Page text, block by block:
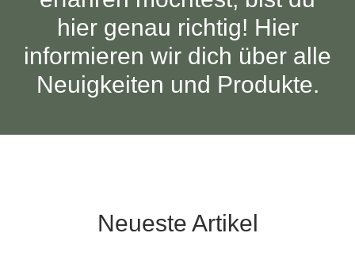
hier genau richtig! Hier
informieren wir dich über alle
Neuigkeiten und Produkte.
Neueste Artikel
Vitrinen
Wandboards